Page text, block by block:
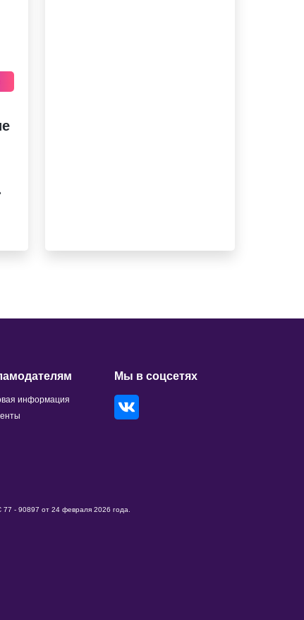
информация
Мы в соцсетях
- 90897 от 24 февраля 2026 года.